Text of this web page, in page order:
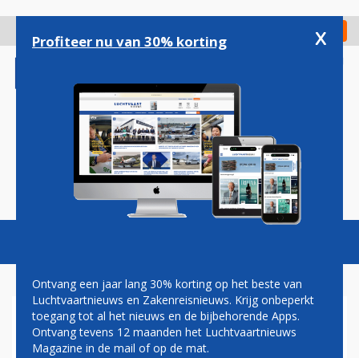
gaan
Check in
Magazine Podcasts Vacatures
NIEUWE AIRBUS A330NEO
Profiteer nu van 30% korting x
Ontvang een jaar lang 30% korting op het beste van
Luchtvaartnieuws en Zakenreisnieuws. Krijg onbeperkt
toegang tot al het nieuws en de bijbehorende Apps.
Ontvang tevens 12 maanden het Luchtvaartnieuws
Magazine in de mail of op de mat.